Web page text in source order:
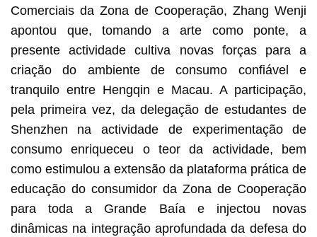
Comerciais da Zona de Cooperação, Zhang Wenji
apontou que, tomando a arte como ponte, a
presente actividade cultiva novas forças para a
criação do ambiente de consumo confiável e
tranquilo entre Hengqin e Macau. A participação,
pela primeira vez, da delegação de estudantes de
Shenzhen na actividade de experimentação de
consumo enriqueceu o teor da actividade, bem
como estimulou a extensão da plataforma prática de
educação do consumidor da Zona de Cooperação
para toda a Grande Baía e injectou novas
dinâmicas na integração aprofundada da defesa do